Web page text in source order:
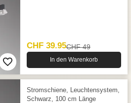
CHF 39.95CHF 49
In den Warenkorb
Stromschiene, Leuchtensystem,
Schwarz, 100 cm Länge